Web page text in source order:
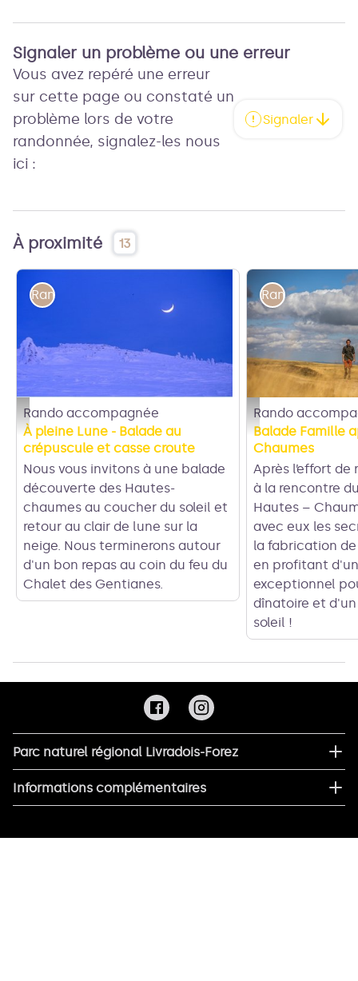
Signaler un problème ou une erreur
Vous avez repéré une erreur
sur cette page ou constaté un
problème lors de votre
randonnée, signalez-les nous
ici :
Signaler
À proximité 13
Balade raquettes - Pleine Lune -Col des Supeyres
Rando accompagnée
Rando accompagnée
À pleine Lune - Balade au
crépuscule et casse croute
Nous vous invitons à une balade
découverte des Hautes-
chaumes au coucher du soleil et
retour au clair de lune sur la
neige. Nous terminerons autour
d'un bon repas au coin du feu du
Chalet des Gentianes.
Balade Famille
Rando
Rando
Balade Famille
Chaumes
Après l’effort
à la rencontre
Hautes –
avec eux les
la fabrication
en profitant
exceptionnel
dînatoire et
soleil !
Parc naturel régional Livradois-Forez
Informations complémentaires